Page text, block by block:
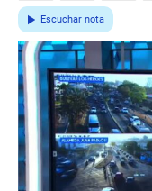
Escuchar nota